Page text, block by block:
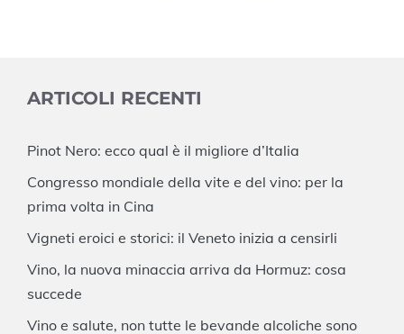
ARTICOLI RECENTI
Pinot Nero: ecco qual è il migliore d’Italia
Congresso mondiale della vite e del vino: per la
prima volta in Cina
Vigneti eroici e storici: il Veneto inizia a censirli
Vino, la nuova minaccia arriva da Hormuz: cosa
succede
Vino e salute, non tutte le bevande alcoliche sono